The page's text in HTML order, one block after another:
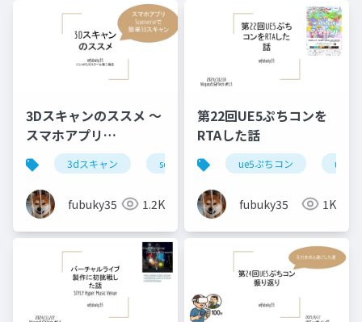
3Dスキャンのススメ ～
スマホアプリ
Scaniverseで簡単3Dス
キャン～
3dスキャン scaniverse
fubuky35 1.2K
第22回UE5ぷちコンを
RTAした話
ue5ぷちコン ue5
fubuky35 1K